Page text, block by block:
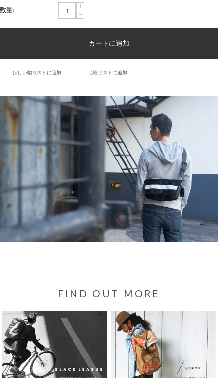
数量:
+
−
カートに追加
ほしい物リストに追加 比較リストに追加
FIND OUT MORE